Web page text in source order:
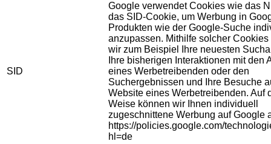
SID
Google verwendet Cookies wie das
das SID-Cookie, um Werbung in
Produkten wie der Google-Suche
anzupassen. Mithilfe solcher Cookies
wir zum Beispiel Ihre neuesten
Ihre bisherigen Interaktionen mit den
eines Werbetreibenden oder den
Suchergebnissen und Ihre Besuche
Website eines Werbetreibenden. Auf
Weise können wir Ihnen individuell
zugeschnittene Werbung auf Google
https://policies.google.com/
hl=de